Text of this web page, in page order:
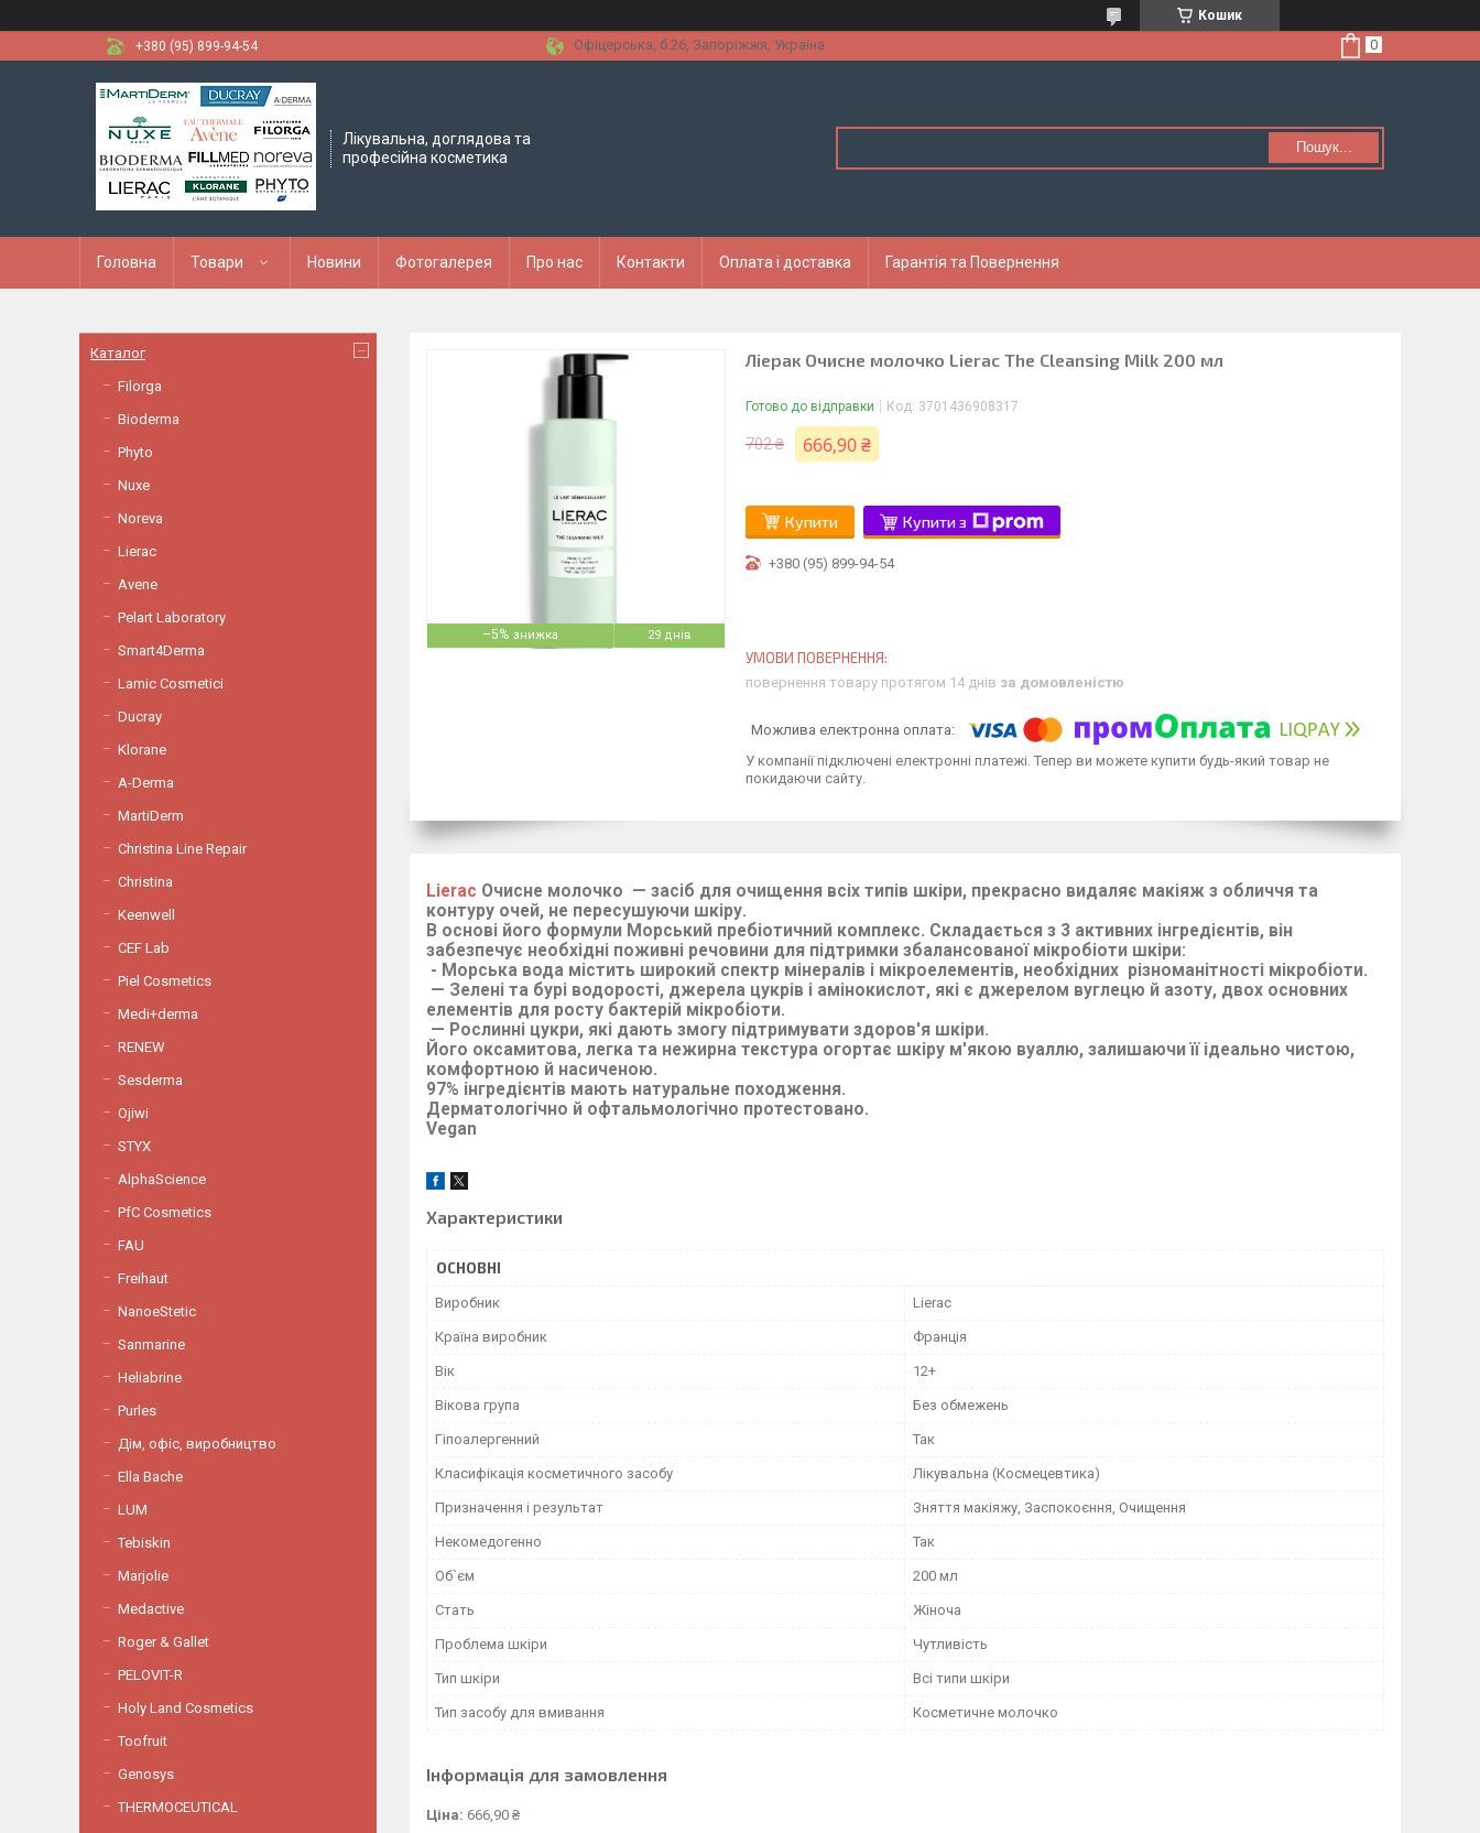
Кошик
+380 (95) 899-94-54
Офіцерська, б.26, Запоріжжя, Україна
Лікувальна, доглядова та
професійна косметика
Пошук...
Головна Товари Новини Фотогалерея Про нас Контакти Оплата і доставка Гарантія та Повернення
–5% 29 днів
Ліерак Очисне молочко Lierac The Cleansing Milk 200 мл
Готово до відправки Код: 3701436908317
702 ₴ 666,90 ₴
Купити Купити з
+380 (95) 899-94-54
повернення товару протягом 14 днів за домовленістю
У компанії підключені електронні платежі. Тепер ви можете купити будь-який товар не
покидаючи сайту.
Lierac Очисне молочко — засіб для очищення всіх типів шкіри, прекрасно видаляє макіяж з обличчя та
контуру очей, не пересушуючи шкіру.
В основі його формули Морський пребіотичний комплекс. Складається з 3 активних інгредієнтів, він
забезпечує необхідні поживні речовини для підтримки збалансованої мікробіоти шкіри:
- Морська вода містить широкий спектр мінералів і мікроелементів, необхідних різноманітності мікробіоти.
— Зелені та бурі водорості, джерела цукрів і амінокислот, які є джерелом вуглецю й азоту, двох основних
елементів для росту бактерій мікробіоти.
— Рослинні цукри, які дають змогу підтримувати здоров'я шкіри.
Його оксамитова, легка та нежирна текстура огортає шкіру м'якою вуаллю, залишаючи її ідеально чистою,
комфортною й насиченою.
97% інгредієнтів мають натуральне походження.
Дерматологічно й офтальмологічно протестовано.
Vegan
Характеристики
ОСНОВНІ
Виробник Lierac
Країна виробник Франція
Вік 12+
Вікова група Без обмежень
Гіпоалергенний Так
Класифікація косметичного засобу Лікувальна (Космецевтика)
Призначення і результат Зняття макіяжу, Заспокоєння, Очищення
Некомедогенно Так
Об`єм 200 мл
Стать Жіноча
Проблема шкіри Чутливість
Тип шкіри Всі типи шкіри
Тип засобу для вмивання Косметичне молочко
Інформація для замовлення
Ціна: 666,90 ₴
Каталог
Filorga
Bioderma
Phyto
Nuxe
Noreva
Lierac
Avene
Pelart Laboratory
Smart4Derma
Lamic Cosmetici
Ducray
Klorane
A-Derma
MartiDerm
Christina Line Repair
Christina
Keenwell
СEF Lab
Piel Cosmetics
Medi+derma
RENEW
Sesderma
Ojiwi
STYX
AlphaScience
PfC Cosmetics
FAU
Freihaut
NanoeStetic
Sanmarine
Heliabrine
Purles
Дім, офіс, виробництво
Ella Bache
LUM
Tebiskin
Marjolie
Medactive
Roger & Gallet
PELOVIT-R
Holy Land Cosmetics
Toofruit
Genosys
THERMOCEUTICAL